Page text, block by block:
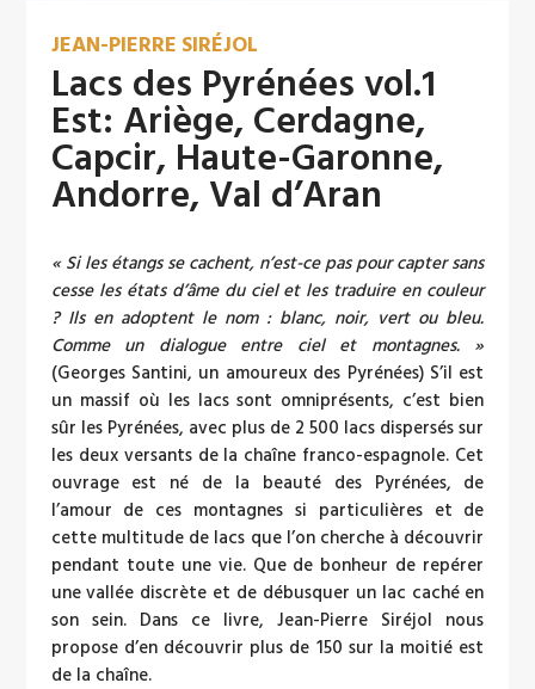
JEAN-PIERRE SIRÉJOL
Lacs des Pyrénées vol.1
Est: Ariège, Cerdagne,
Capcir, Haute-Garonne,
Andorre, Val d’Aran
« Si les étangs se cachent, n’est-ce pas pour capter sans
cesse les états d’âme du ciel et les traduire en couleur
? Ils en adoptent le nom : blanc, noir, vert ou bleu.
Comme un dialogue entre ciel et montagnes. »
(Georges Santini, un amoureux des Pyrénées) S’il est
un massif où les lacs sont omniprésents, c’est bien
sûr les Pyrénées, avec plus de 2 500 lacs dispersés sur
les deux versants de la chaîne franco-espagnole. Cet
ouvrage est né de la beauté des Pyrénées, de
l’amour de ces montagnes si particulières et de
cette multitude de lacs que l’on cherche à découvrir
pendant toute une vie. Que de bonheur de repérer
une vallée discrète et de débusquer un lac caché en
son sein. Dans ce livre, Jean-Pierre Siréjol nous
propose d’en découvrir plus de 150 sur la moitié est
de la chaîne.